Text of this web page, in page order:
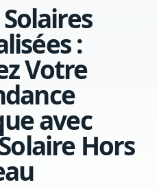
:
Votre
avec
Hors